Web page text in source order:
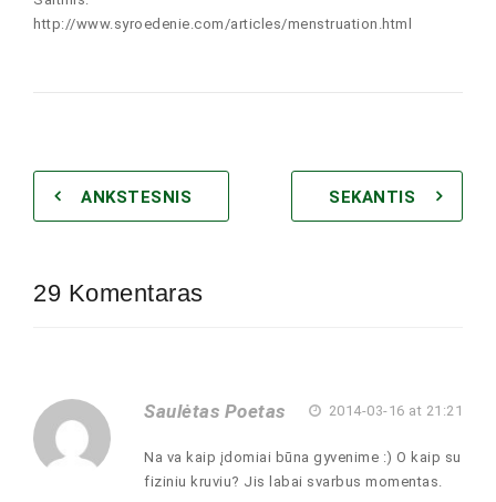
http://www.syroedenie.com/articles/menstruation.html
ANKSTESNIS SEKANTIS
29 Komentaras
Saulėtas Poetas 2014-03-16 at 21:21
Na va kaip įdomiai būna gyvenime :) O kaip su
fiziniu kruviu? Jis labai svarbus momentas.